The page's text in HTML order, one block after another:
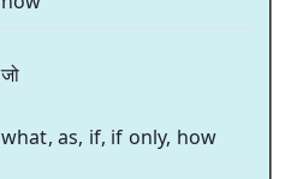
जो
what, as, if, if only, how